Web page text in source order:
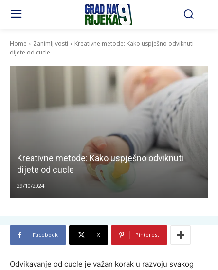
Home Zanimljivosti
Kreativne metode: Kako uspješno odviknuti
dijete od cucle
Kreativne metode: Kako uspješno odviknuti
dijete od cucle
29/10/2024
Facebook X Pinterest
Odvikavanje od cucle je važan korak u razvoju svakog